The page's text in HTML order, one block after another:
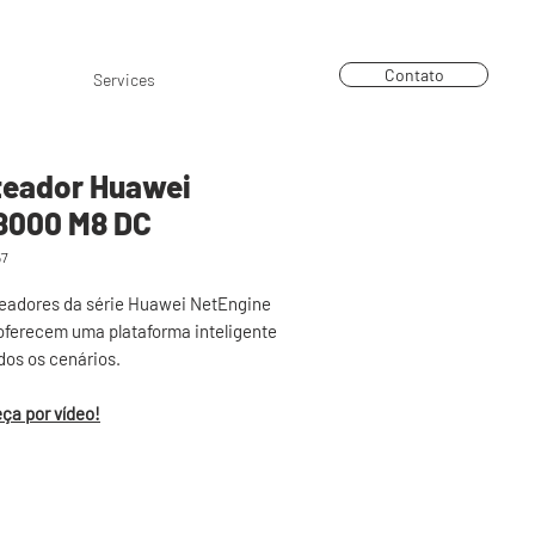
Services Contato
Huawei
M8 DC
da série Huawei NetEngine
uma plataforma inteligente
os cenários.
por vídeo!